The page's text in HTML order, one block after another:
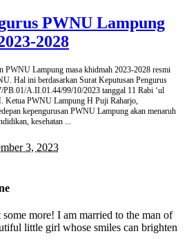
PWNU Lampung
2028
PWNU Lampung masa khidmah 2023-2028 resmi
Hal ini berdasarkan Surat Keputusan Pengurus
A.II.01.44/99/10/2023 tanggal 11 Rabi ‘ul
Ketua PWNU Lampung H Puji Raharjo,
kepengurusan PWNU Lampung akan menaruh
kesehatan ...
3, 2023
more! I am married to the man of
little girl whose smiles can brighten